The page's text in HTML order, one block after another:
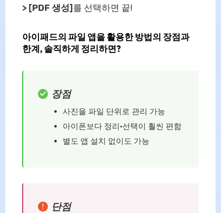
> [PDF 생성] 를 선택하면 끝!
아이패드의 파일 앱을 활용한 방법의 장점과
한계, 솔직하게 정리하면?
장점
사진을 파일 단위로 관리 가능
아이폰보다 정리·선택이 훨씬 편함
별도 앱 설치 없이도 가능
단점